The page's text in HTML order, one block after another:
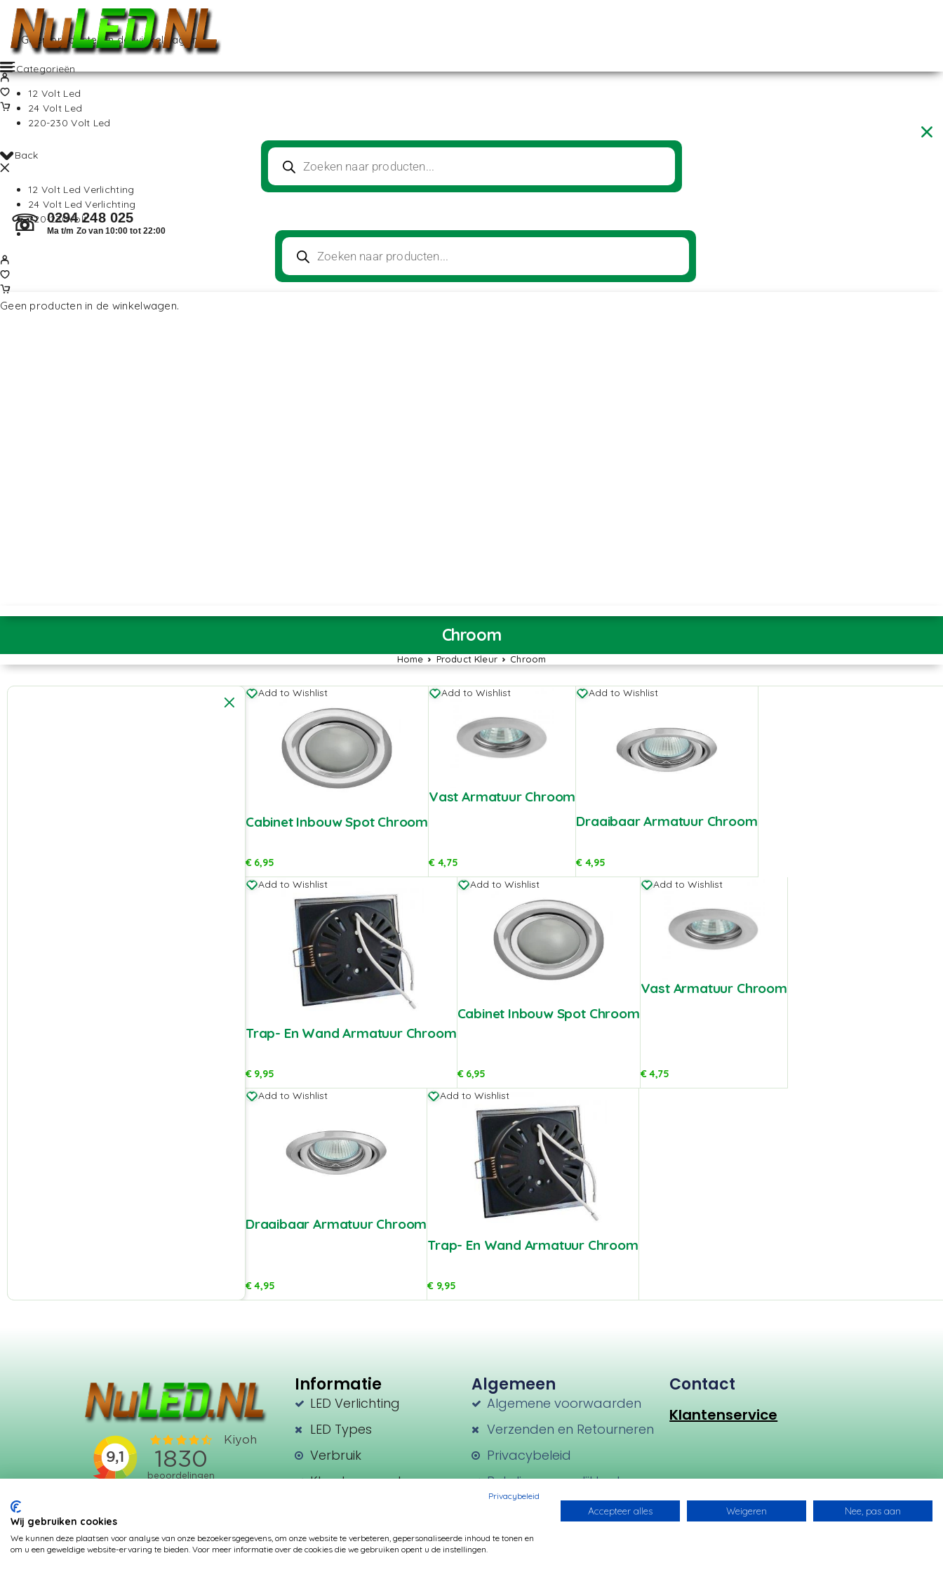
Geen producten in de winkelwagen.
Back
12 Volt Led Verlichting
24 Volt Led Verlichting
220-230Volt
Categorieën
12 Volt Led
24 Volt Led
220-230 Volt Led
☏ 0294 248 025
Ma t/m Zo van 10:00 tot 22:00
Geen producten in de winkelwagen.
Chroom
Home Product Kleur Chroom
Add to Wishlist
Cabinet Inbouw Spot Chroom
€6,95
Add to Wishlist
Vast Armatuur Chroom
€4,75
Add to Wishlist
Draaibaar Armatuur Chroom
€ 4,95
Add to Wishlist
Trap- En Wand Armatuur Chroom
€9,95
Add to Wishlist
Cabinet Inbouw Spot Chroom
€6,95
Add to Wishlist
Vast Armatuur Chroom
€4,75
Add to Wishlist
Draaibaar Armatuur Chroom
€4,95
Add to Wishlist
Trap- En Wand Armatuur Chroom
€9,95
Informatie
LED Verlichting
LED Types
Verbruik
Kleurtemperatuur
Fittingen
Algemeen
Algemene voorwaarden
Verzenden en Retourneren
Privacybeleid
Betalingsmogelijkheden
Contact
Klantenservice
Privacybeleid
Wij gebruiken cookies
We kunnen deze plaatsen voor analyse van onze bezoekersgegevens, om onze website te verbeteren, gepersonaliseerde inhoud te tonen en
om u een geweldige website-ervaring te bieden. Voor meer informatie over de cookies die we gebruiken opent u de instellingen.
Accepteer alles Weigeren Nee, pas aan